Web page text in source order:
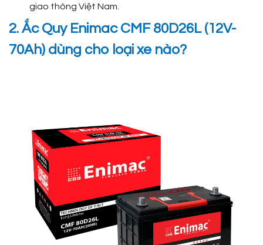
giao thông Việt Nam.
2. Ắc Quy Enimac CMF 80D26L (12V-
70Ah) dùng cho loại xe nào?